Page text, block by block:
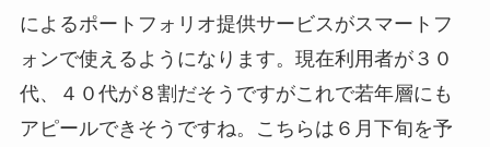
によるポートフォリオ提供サービスがスマートフ
ォンで使えるようになります。現在利用者が３０
代、４０代が８割だそうですがこれで若年層にも
アピールできそうですね。こちらは６月下旬を予